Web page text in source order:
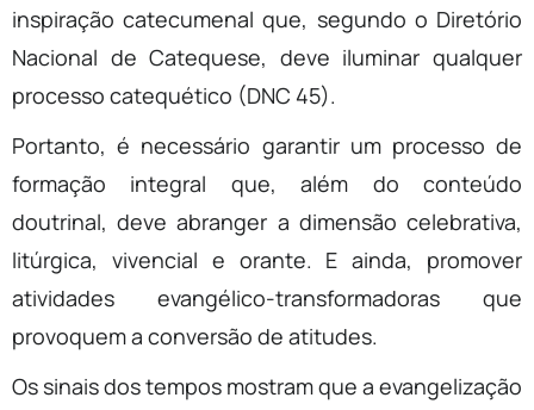
inspiração catecumenal que, segundo o Diretório
Nacional de Catequese, deve iluminar qualquer
processo catequético (DNC 45).
Portanto, é necessário garantir um processo de
formação integral que, além do conteúdo
doutrinal, deve abranger a dimensão celebrativa,
litúrgica, vivencial e orante. E ainda, promover
atividades evangélico-transformadoras que
provoquem a conversão de atitudes.
Os sinais dos tempos mostram que a evangelização